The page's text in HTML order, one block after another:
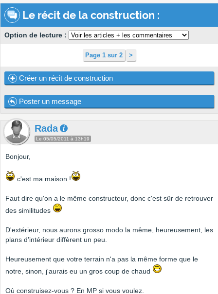
Le récit de la construction :
Option de lecture :
Page 1 sur 2 >
Créer un récit de construction
Poster un message
Rada
Le 05/05/2011 à 13h19
Bonjour,
c'est ma maison !
Faut dire qu'on a le même constructeur, donc c'est sûr de retrouver
des similitudes
D'extérieur, nous aurons grosso modo la même, heureusement, les
plans d'intérieur diffèrent un peu.
Heureusement que votre terrain n'a pas la même forme que le
notre, sinon, j'aurais eu un gros coup de chaud
Où construisez-vous ? En MP si vous voulez.